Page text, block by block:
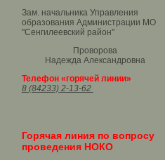
Зам. начальника Управления
образования Администрации МО
"Сенгилеевский район"
Проворова
Надежда Александровна
Телефон «горячей линии»
8 (84233) 2-13-62
Горячая линия по вопросу
проведения НОКО